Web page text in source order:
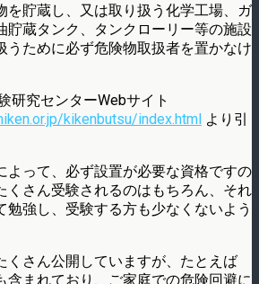
を貯蔵し、又は取り扱う化学工場、ガ
貯蔵タンク、タンクローリー等の施設
うために必ず危険物取扱者を置かなけ
研究センターWebサイト
kikenbutsu/index.html より引
よって、必ず設置が必要な資格ですの
くさん受験されるのはもちろん、それ
勉強し、受験する方も少なくないよう
くさん公開していますが、たとえば
含まれており、ご家庭での危険回避に